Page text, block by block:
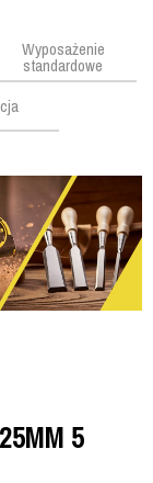
Wyposażenie
standardowe
5